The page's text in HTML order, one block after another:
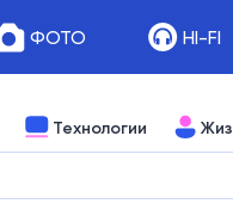
ФОТО HI-FI
Технологии